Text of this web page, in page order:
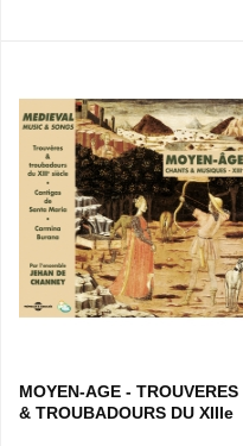
MOYEN-AGE - TROUVERES
& TROUBADOURS DU XIIIe